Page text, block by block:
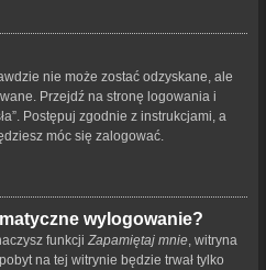
nie może zostać odzyskane, ale
Przejdź na stronę logowania i
Postępuj zgodnie z instrukcjami, a
móc się zalogować.
wylogowanie?
funkcji Zapamiętaj mnie , witryna
na tej witrynie będzie trwał tylko